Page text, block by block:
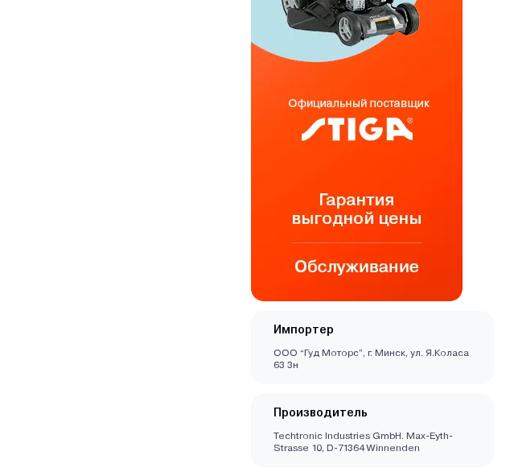
Импортер
ООО “Гуд Моторс”, г. Минск, ул. Я.Коласа
63 3н
Производитель
Techtronic Industries GmbH. Max-Eyth-
Strasse 10, D-71364 Winnenden